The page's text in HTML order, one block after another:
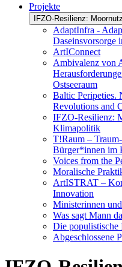
Projekte
IFZO-Resilienz:
AdaptInfra -
Daseinsvorsorge
ArtIConnect
Ambivalenz von
Ostseeraum
Baltic Peripeties.
Revolutions and
IFZO-Resilienz:
Klimapolitik
T!Raum –
Bürger*innen im
Voices from the
Moralische
ArtISTRAT –
Innovation
Ministerinnen
Was sagt Mann
Die populistische
Abgeschlossene